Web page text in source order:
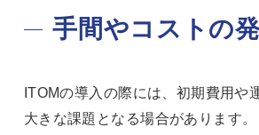
手間やコストの
ITOMの導入の際には、初期費用や
大きな課題となる場合があります